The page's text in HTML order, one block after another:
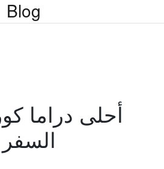
Blog
أحلى دراما